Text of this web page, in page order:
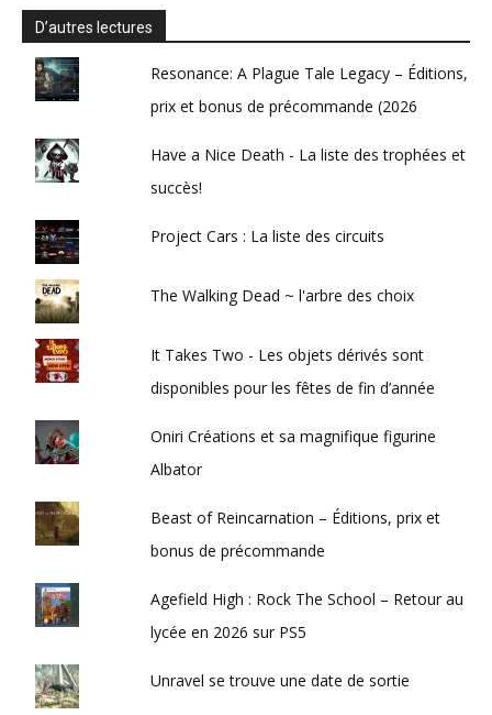
D’autres lectures
Resonance: A Plague Tale Legacy – Éditions,
prix et bonus de précommande (2026
Have a Nice Death - La liste des trophées et
succès!
Project Cars : La liste des circuits
The Walking Dead ~ l'arbre des choix
It Takes Two - Les objets dérivés sont
disponibles pour les fêtes de fin d’année
Oniri Créations et sa magnifique figurine
Albator
Beast of Reincarnation – Éditions, prix et
bonus de précommande
Agefield High : Rock The School – Retour au
lycée en 2026 sur PS5
Unravel se trouve une date de sortie